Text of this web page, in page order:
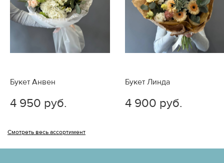
Букет Анвен
4 950 руб.
Букет Линда
4 900 руб.
Смотреть весь ассортимент